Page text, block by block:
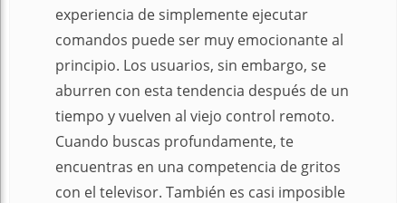
experiencia de simplemente ejecutar
comandos puede ser muy emocionante al
principio. Los usuarios, sin embargo, se
aburren con esta tendencia después de un
tiempo y vuelven al viejo control remoto.
Cuando buscas profundamente, te
encuentras en una competencia de gritos
con el televisor. También es casi imposible